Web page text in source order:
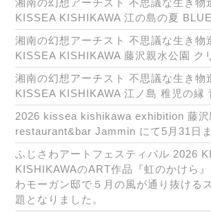
湘南の幻想アーチスト 不思議な生き物
KISSEA KISHIKAWA 江の島の夏
湘南の幻想アーチスト 不思議な生き物
KISSEA KISHIKAWA 藤沢親水公園 ク
湘南の幻想アーチスト 不思議な生き物
KISSEA KISHIKAWA 江ノ島 稚児の縁
2026 kissea kishikawa exhibition 藤沢
restaurant&bar Jammin にて5月31日
ふじさわアートフェスティバル 2026
KISHIKAWAのART作品『虹のかけら
わモーガン邸で５月の風が通り抜ける
題となりました。